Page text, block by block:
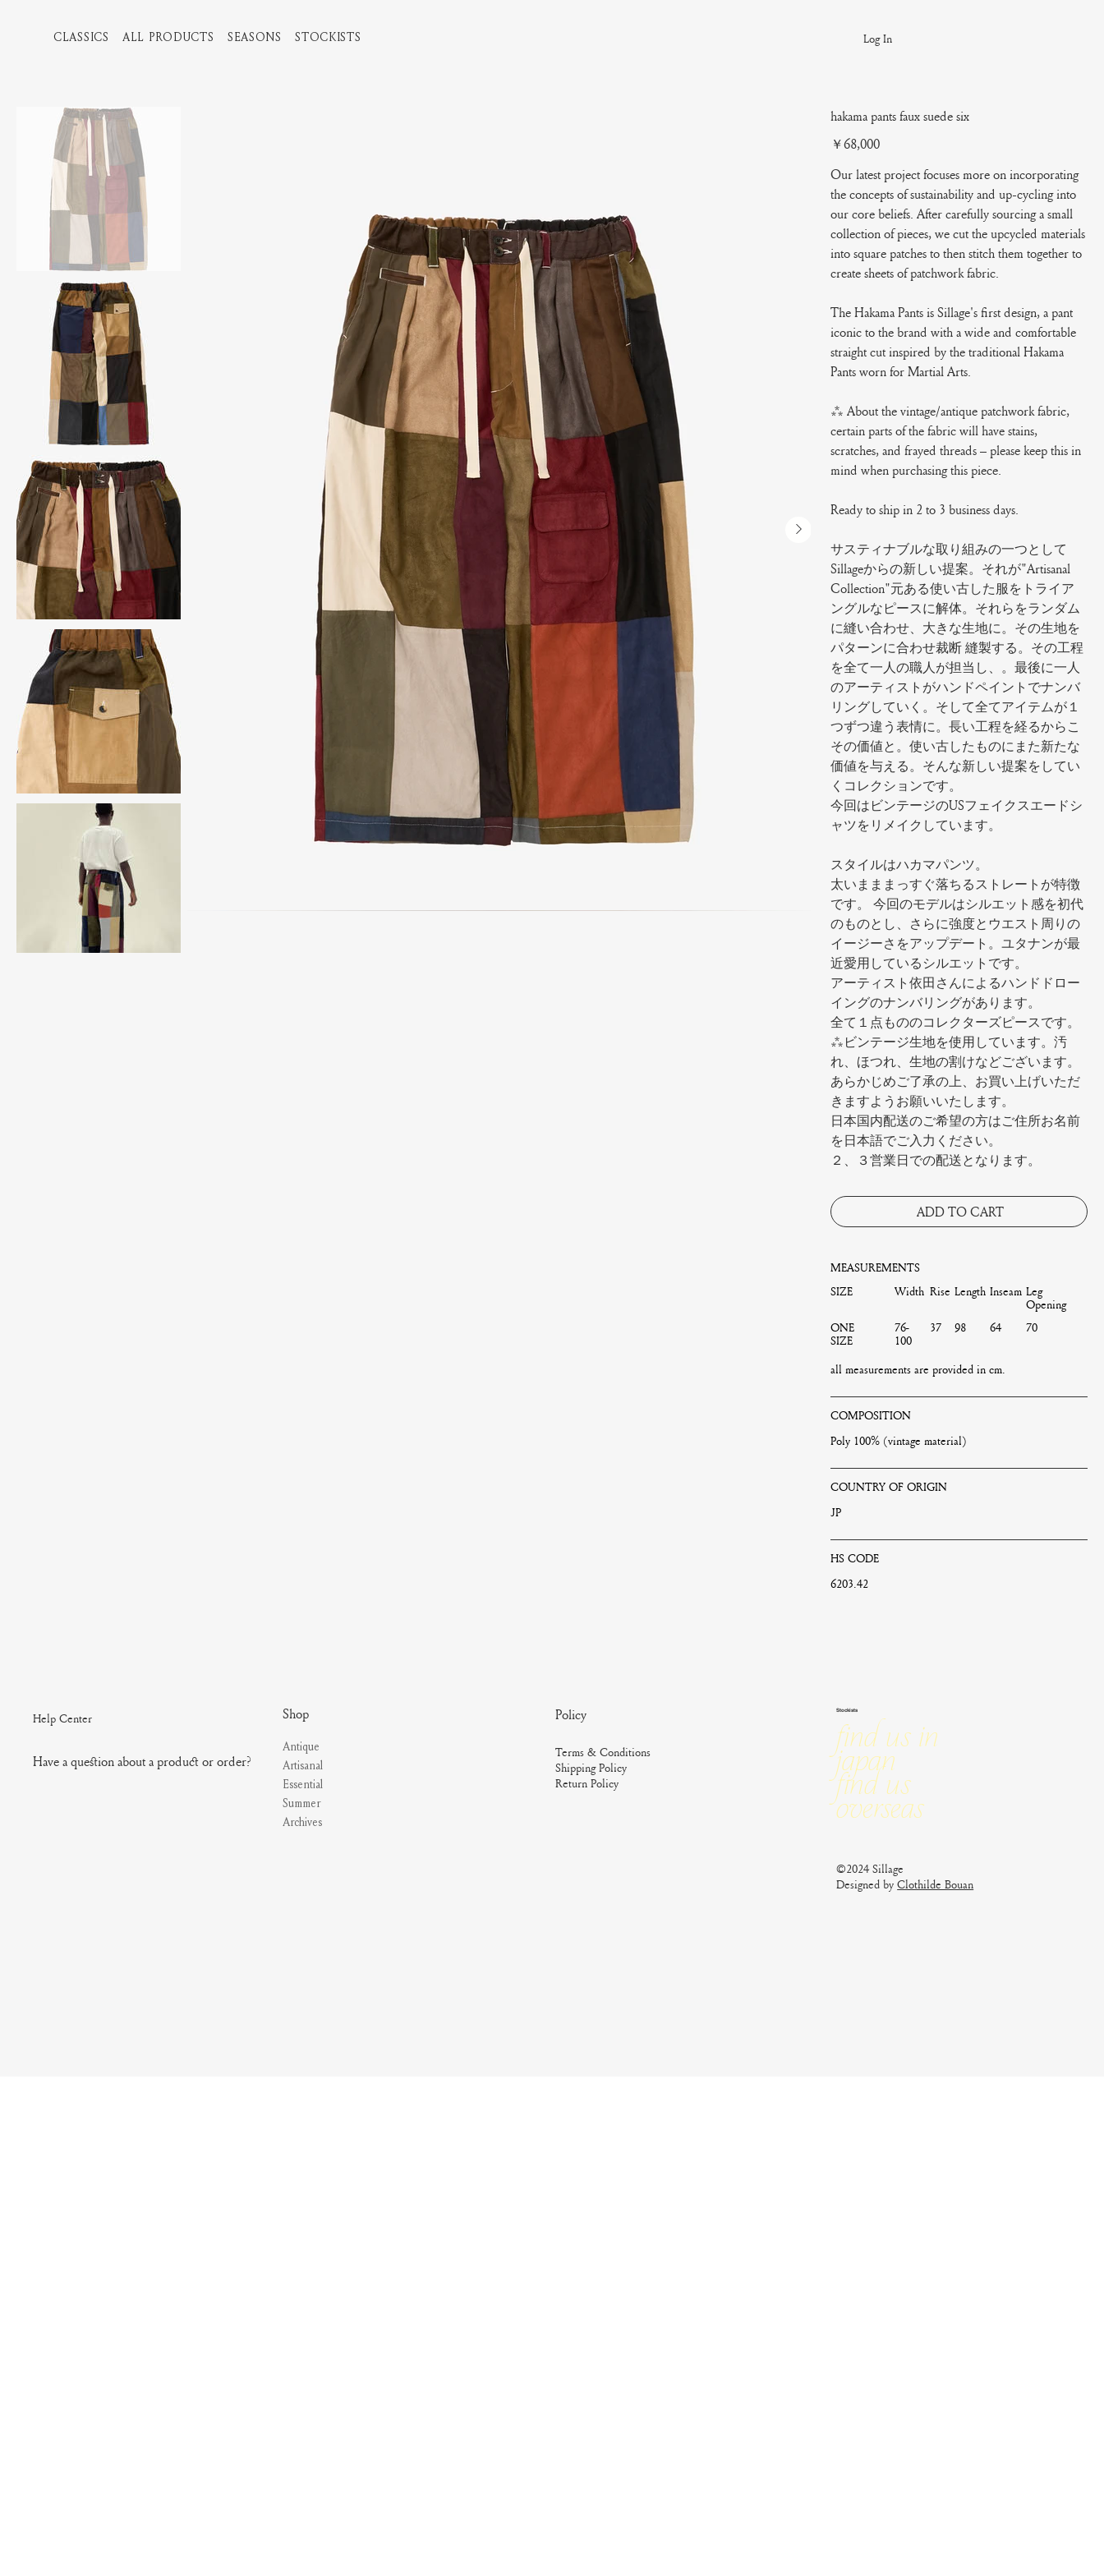
CLASSICS ALL PRODUCTS SEASONS STOCKISTS Log In
hakama pants faux suede six
Price
￥68,000
Our latest project focuses more on incorporating
the concepts of sustainability and up-cycling into
our core beliefs. After carefully sourcing a small
collection of pieces, we cut the upcycled materials
into square patches to then stitch them together to
create sheets of patchwork fabric.
The Hakama Pants is Sillage's first design, a pant
iconic to the brand with a wide and comfortable
straight cut inspired by the traditional Hakama
Pants worn for Martial Arts.
*** About the vintage/antique patchwork fabric,
certain parts of the fabric will have stains,
scratches, and frayed threads – please keep this in
mind when purchasing this piece.
Ready to ship in 2 to 3 business days.
サスティナブルな取り組みの一つとして
Sillageからの新しい提案。それが"Artisanal
Collection"元ある使い古した服をトライア
ングルなピースに解体。それらをランダム
に縫い合わせ、大きな生地に。その生地を
パターンに合わせ裁断 縫製する。その工程
を全て一人の職人が担当し、。最後に一人
のアーティストがハンドペイントでナンバ
リングしていく。そして全てアイテムが１
つずつ違う表情に。長い工程を経るからこ
その価値と。使い古したものにまた新たな
価値を与える。そんな新しい提案をしてい
くコレクションです。
今回はビンテージのUSフェイクスエードシ
ャツをリメイクしています。
スタイルはハカマパンツ。
太いまままっすぐ落ちるストレートが特徴
です。 今回のモデルはシルエット感を初代
のものとし、さらに強度とウエスト周りの
イージーさをアップデート。ユタナンが最
近愛用しているシルエットです。
アーティスト依田さんによるハンドドロー
イングのナンバリングがあります。
全て１点もののコレクターズピースです。
***ビンテージ生地を使用しています。汚
れ、ほつれ、生地の割けなどございます。
あらかじめご了承の上、お買い上げいただ
きますようお願いいたします。
日本国内配送のご希望の方はご住所お名前
を日本語でご入力ください。
２、３営業日での配送となります。
ADD TO CART
MEASUREMENTS
SIZE
Width Rise Length Inseam Leg
Opening
ONE
SIZE
76-
100
37 98 64 70
all measurements are provided in cm.
COMPOSITION
Poly 100% (vintage material)
COUNTRY OF ORIGIN
JP
HS CODE
6203.42
©2024 Sillage
Designed byClothilde Bouan
Find us in
Japan
Find us
Overseas
Stockists
Terms & Conditions
Shipping Policy
Return Policy
Policy
Shop
Antique
Artisanal
Essential
Summer
Archives
Help Center
Have a question about a product or order?